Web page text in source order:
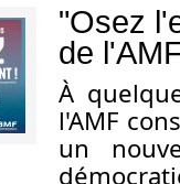
"Osez
de
À
l'AMF
un